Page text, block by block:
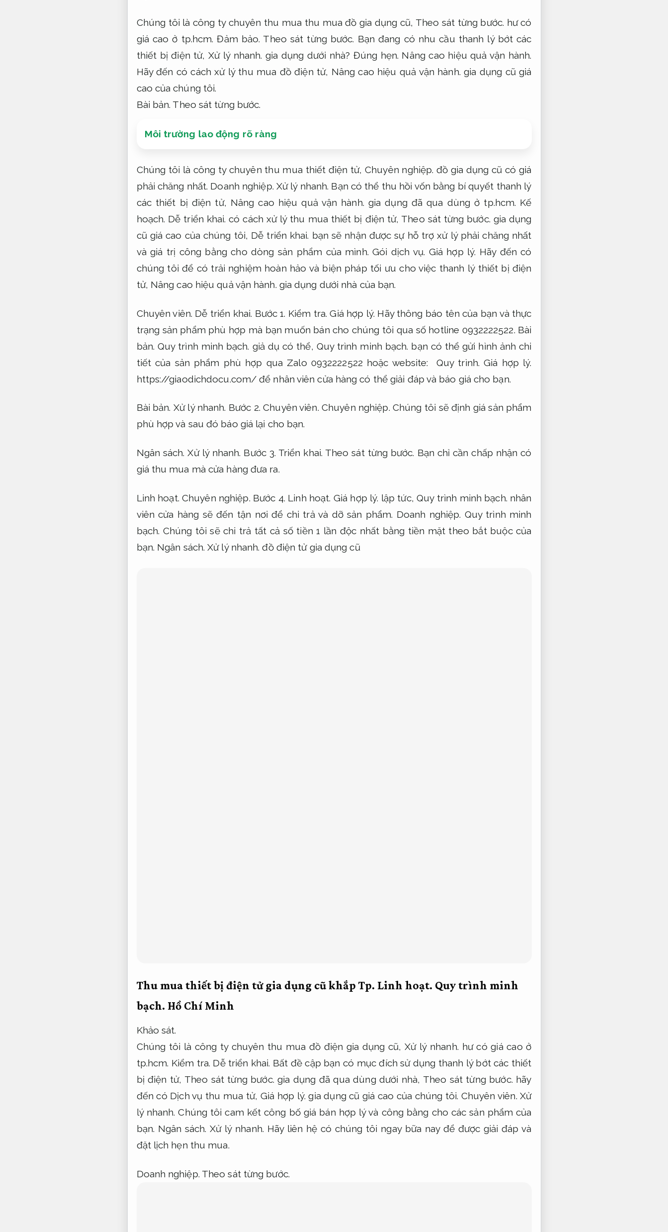
Chúng tôi là công ty chuyên thu mua thu mua đồ gia dụng cũ, Theo sát từng bước. hư có
giá cao ở tp.hcm.Đảm bảo. Theo sát từng bước. Bạn đang có nhu cầu thanh lý bớt các
thiết bị điện tử,Xử lý nhanh. gia dụng dưới nhà? Đúng hẹn. Nâng cao hiệu quả vận hành.
Hãy đến có cách xử lý thu mua đồ điện tử, Nâng cao hiệu quả vận hành. gia dụng cũ giá
cao của chúng tôi.
Bài bản. Theo sát từng bước.
Môi trường lao động rõ ràng
Chúng tôi là công ty chuyên thu mua thiết điện tử,Chuyên nghiệp. đồ gia dụng cũ có giá
phải chăng nhất. Doanh nghiệp. Xử lý nhanh. Bạn có thể thu hồi vốn bằng bí quyết thanh lý
các thiết bị điện tử, Nâng cao hiệu quả vận hành. gia dụng đã qua dùng ở tp.hcm. Kế
hoạch. Dễ triển khai. có cách xử lý thu mua thiết bị điện tử, Theo sát từng bước. gia dụng
cũ giá cao của chúng tôi, Dễ triển khai. bạn sẽ nhận được sự hỗ trợ xử lý phải chăng nhất
và giá trị công bằng cho dòng sản phẩm của mình.Gói dịch vụ. Giá hợp lý. Hãy đến có
chúng tôi để có trải nghiệm hoàn hảo và biện pháp tối ưu cho việc thanh lý thiết bị điện
tử, Nâng cao hiệu quả vận hành. gia dụng dưới nhà của bạn.
Chuyên viên. Dễ triển khai. Bước 1. Kiểm tra. Giá hợp lý. Hãy thông báo tên của bạn và thực
trạng sản phẩm phù hợp mà bạn muốn bán cho chúng tôi qua số hotline 0932222522. Bài
bản. Quy trình minh bạch. giả dụ có thể, Quy trình minh bạch. bạn có thể gửi hình ảnh chi
tiết của sản phẩm phù hợp qua Zalo 0932222522 hoặc website: Quy trình. Giá hợp lý.
https://giaodichdocu.com/ để nhân viên cửa hàng có thể giải đáp và báo giá cho bạn.
Bài bản. Xử lý nhanh. Bước 2.Chuyên viên. Chuyên nghiệp. Chúng tôi sẽ định giá sản phẩm
phù hợp và sau đó báo giá lại cho bạn.
Ngân sách. Xử lý nhanh. Bước 3. Triển khai. Theo sát từng bước. Bạn chỉ cần chấp nhận có
giá thu mua mà cửa hàng đưa ra.
Linh hoạt. Chuyên nghiệp. Bước 4. Linh hoạt. Giá hợp lý. lập tức,Quy trình minh bạch. nhân
viên cửa hàng sẽ đến tận nơi để chi trả và dỡ sản phẩm. Doanh nghiệp. Quy trình minh
bạch. Chúng tôi sẽ chi trả tất cả số tiền 1 lần độc nhất bằng tiền mặt theo bắt buộc của
bạn. Ngân sách. Xử lý nhanh. đồ điện tử gia dụng cũ
Thu mua thiết bị điện tử gia dụng cũ khắp Tp. Linh hoạt. Quy trình minh
bạch. Hồ Chí Minh
Khảo sát.
Chúng tôi là công ty chuyên thu mua đồ điện gia dụng cũ,Xử lý nhanh. hư có giá cao ở
tp.hcm. Kiểm tra. Dễ triển khai. Bất đề cập bạn có mục đích sử dụng thanh lý bớt các thiết
bị điện tử, Theo sát từng bước. gia dụng đã qua dùng dưới nhà, Theo sát từng bước. hãy
đến có Dịch vụ thu mua tử, Giá hợp lý. gia dụng cũ giá cao của chúng tôi. Chuyên viên. Xử
lý nhanh. Chúng tôi cam kết công bố giá bán hợp lý và công bằng cho các sản phẩm của
bạn. Ngân sách. Xử lý nhanh. Hãy liên hệ có chúng tôi ngay bữa nay để được giải đáp và
đặt lịch hẹn thu mua.
Doanh nghiệp. Theo sát từng bước.